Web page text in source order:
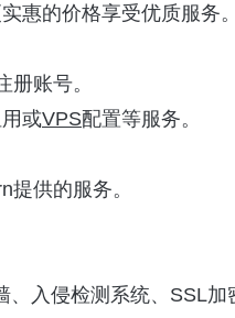
惠的价格享受优质服务。
账号。
或VPS配置等服务。
供的服务。
入侵检测系统、SSL加